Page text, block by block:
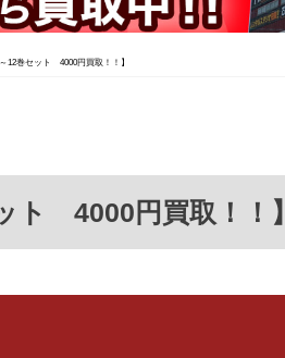
12巻セット 4000円買取！！】
ト 4000円買取！！】